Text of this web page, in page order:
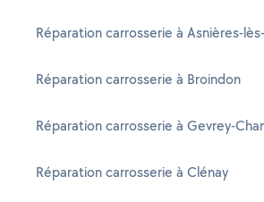
Réparation carrosserie à Asnières-
Réparation carrosserie à Broindon
Réparation carrosserie à Gevrey-
Réparation carrosserie à Clénay